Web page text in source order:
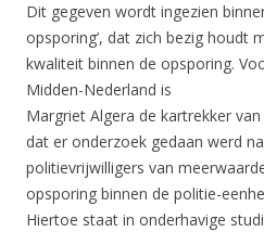
Dit gegeven wordt ingezien
opsporing’, dat zich bezig houdt
kwaliteit binnen de opsporing.
Midden-Nederland is
Margriet Algera de kartrekker
dat er onderzoek gedaan werd
politievrijwilligers van
opsporing binnen de politie-
Hiertoe staat in onderhavige